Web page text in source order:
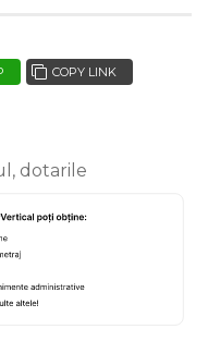
COPY LINK
dotarile